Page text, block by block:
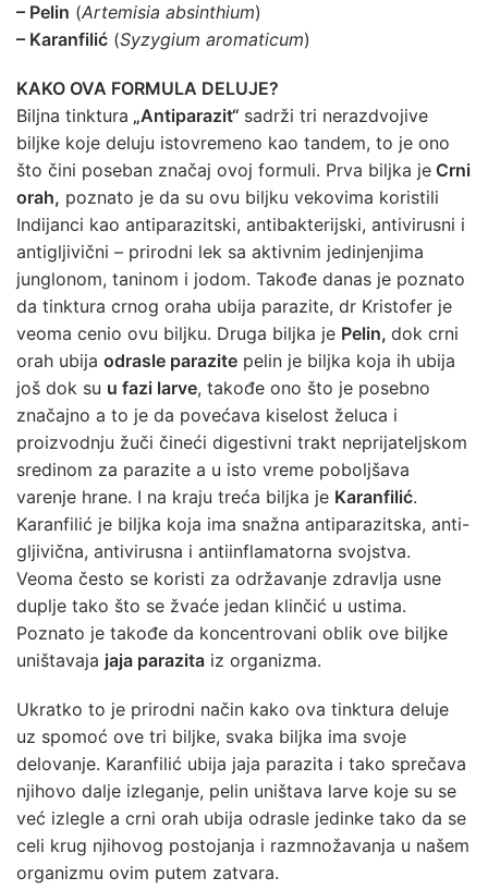
– Pelin (Artemisia absinthium)
– Karanfilić (Syzygium aromaticum)
KAKO OVA FORMULA DELUJE?
Biljna tinktura „Antiparazit“ sadrži tri nerazdvojive
biljke koje deluju istovremeno kao tandem, to je ono
što čini poseban značaj ovoj formuli. Prva biljka je Crni
orah, poznato je da su ovu biljku vekovima koristili
Indijanci kao antiparazitski, antibakterijski, antivirusni i
antigljivični – prirodni lek sa aktivnim jedinjenjima
junglonom, taninom i jodom. Takođe danas je poznato
da tinktura crnog oraha ubija parazite, dr Kristofer je
veoma cenio ovu biljku. Druga biljka je Pelin, dok crni
orah ubija odrasle parazite pelin je biljka koja ih ubija
još dok su u fazi larve, takođe ono što je posebno
značajno a to je da povećava kiselost želuca i
proizvodnju žuči čineći digestivni trakt neprijateljskom
sredinom za parazite a u isto vreme poboljšava
varenje hrane. I na kraju treća biljka je Karanfilić.
Karanfilić je biljka koja ima snažna antiparazitska, anti-
gljivična, antivirusna i antiinflamatorna svojstva.
Veoma često se koristi za održavanje zdravlja usne
duplje tako što se žvaće jedan klinčić u ustima.
Poznato je takođe da koncentrovani oblik ove biljke
uništavaja jaja parazita iz organizma.
Ukratko to je prirodni način kako ova tinktura deluje
uz spomoć ove tri biljke, svaka biljka ima svoje
delovanje. Karanfilić ubija jaja parazita i tako sprečava
njihovo dalje izleganje, pelin uništava larve koje su se
već izlegle a crni orah ubija odrasle jedinke tako da se
celi krug njihovog postojanja i razmnožavanja u našem
organizmu ovim putem zatvara.